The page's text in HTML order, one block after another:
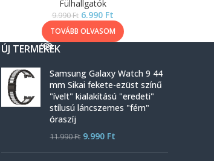
Fülhallgatók
9.990Ft 6.990 Ft
TOVÁBB OLVASOM
ÚJ TERMÉKEK
Samsung Galaxy Watch 9 44
mm Sikai fekete-ezüst színű
"ívelt" kialakítású "eredeti"
stílusú láncszemes "fém"
óraszíj
11.990Ft 9.990 Ft